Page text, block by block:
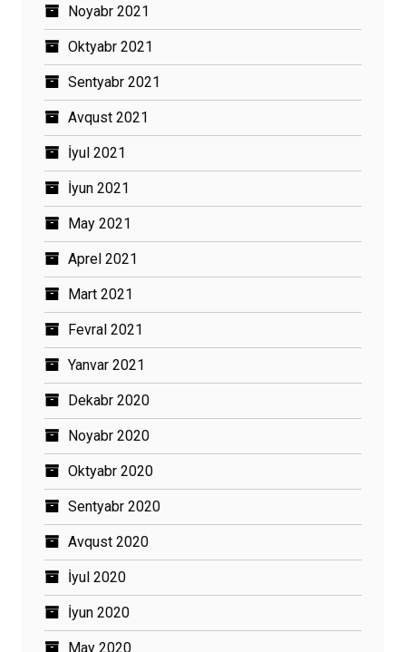
Noyabr 2021
Oktyabr 2021
Sentyabr 2021
Avqust 2021
İyul 2021
İyun 2021
May 2021
Aprel 2021
Mart 2021
Fevral 2021
Yanvar 2021
Dekabr 2020
Noyabr 2020
Oktyabr 2020
Sentyabr 2020
Avqust 2020
İyul 2020
İyun 2020
May 2020